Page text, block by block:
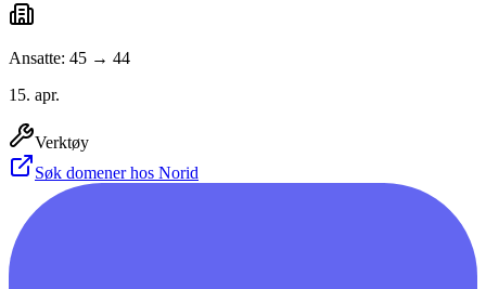
Ansatte: 45 → 44
15. apr.
Verktøy
Søk domener hos Norid